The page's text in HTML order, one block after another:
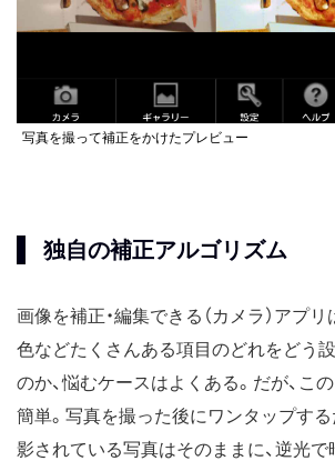
写真を撮って補正をかけたプレビュー
独自の補正アルゴリズム
画像を補正・編集できる（カメラ）アプ
色などたくさんある項目のどれをどう
のか、悩むケースはよくある。だが、この
簡単。写真を撮った後にワンタップする
影されている写真はそのままに、逆光で